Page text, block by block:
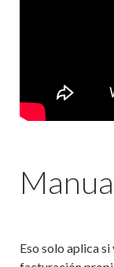
Eso solo aplica